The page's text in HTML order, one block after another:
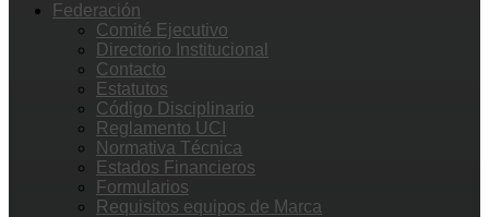
Federación
Comité Ejecutivo
Directorio Institucional
Contacto
Estatutos
Código Disciplinario
Reglamento UCI
Normativa Técnica
Estados Financieros
Formularios
Requisitos equipos de Marca